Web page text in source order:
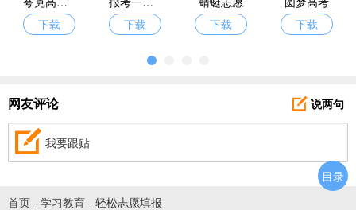
下载
下载
下载
下载
网友评论 说两句
我要跟贴
首页 - 学习教育 - 轻松志愿填报
目录